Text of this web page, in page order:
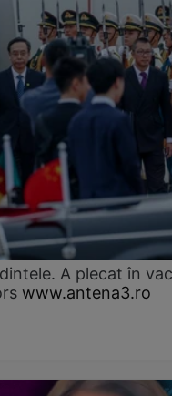
A plecat în
www.antena3.ro